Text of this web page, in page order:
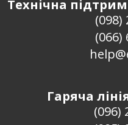
Технічна
(098)
(066)
Гаряча
(096)